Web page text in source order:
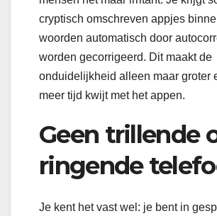
cryptisch omschreven appjes
woorden automatisch door
worden gecorrigeerd. Dit maakt de
onduidelijkheid alleen maar groter
meer tijd kwijt met het appen.
Geen trillende
ringende
Je kent het vast wel: je bent in